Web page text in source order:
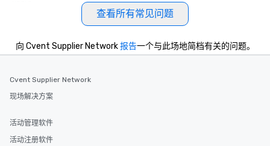
查看所有常见问题
向 Cvent Supplier Network报告一个与此场地简档有关的问题。
Cvent Supplier Network
现场解决方案
活动管理软件
活动注册软件